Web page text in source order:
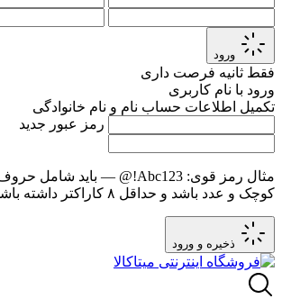
ورود
فقط ثانیه فرصت داری
ورود با نام کاربری
تکمیل اطلاعات حساب نام و نام خانوادگی
رمز عبور جدید
مثال رمز قوی: Abc123!@
— باید شامل
کوچک و عدد باشد و حداقل ۸ کاراکتر داشته باشد.
ذخیره و ورود